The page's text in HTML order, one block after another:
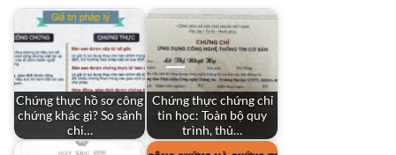
Chứng thực hồ sơ công
chứng khác gì? So sánh
chi…
Chứng thực chứng chỉ
tin học: Toàn bộ quy
trình, thủ…